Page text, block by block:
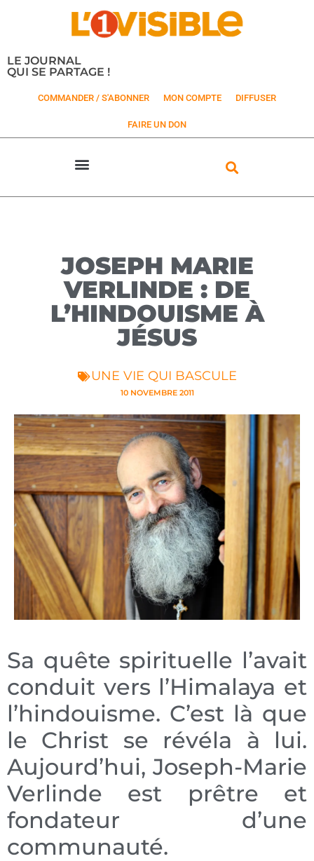
LE JOURNAL
QUI SE PARTAGE !
COMMANDER / S'ABONNER MON COMPTE DIFFUSER
FAIRE UN DON
JOSEPH MARIE
VERLINDE : DE
L’HINDOUISME À
JÉSUS
UNE VIE QUI BASCULE
10 NOVEMBRE 2011
Sa quête spirituelle l’avait
conduit vers l’Himalaya et
l’hindouisme. C’est là que
le Christ se révéla à lui.
Aujourd’hui, Joseph-Marie
Verlinde est prêtre et
fondateur d’une
communauté.